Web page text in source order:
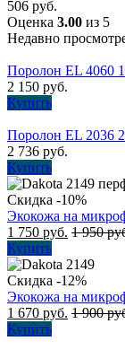
506 руб.
Оценка 3.00 из 5
Недавно
Поролон EL 4060
2 150 руб.
Купить
Поролон EL 2036
2 736 руб.
Купить
Скидка -10%
Экокожа на
1 750 руб. 1 950
Купить
Скидка -12%
Экокожа на
1 670 руб. 1 900
Купить